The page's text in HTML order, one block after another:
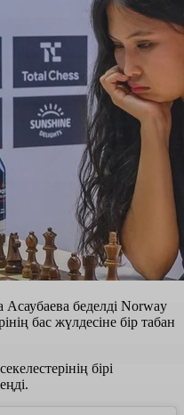
беделді Norway
бас жүлдесіне бір табан
бірі